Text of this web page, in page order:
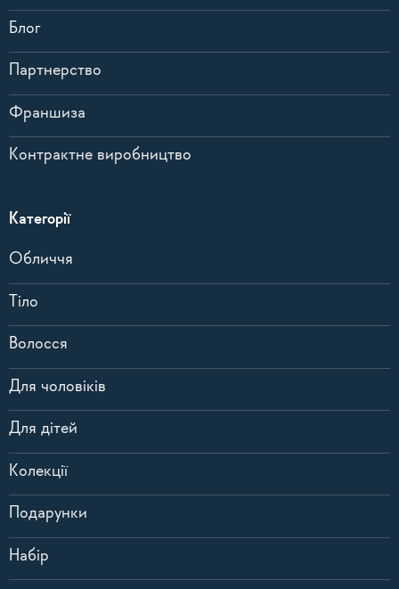
Блог
Партнерство
Франшиза
Контрактне виробництво
Категорії
Обличчя
Тіло
Волосся
Для чоловіків
Для дітей
Колекції
Подарунки
Набір